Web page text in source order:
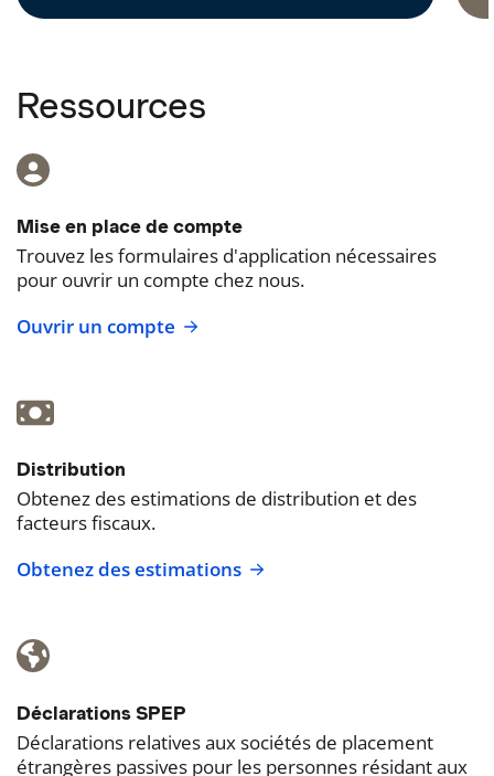
Ressources
Mise en place de compte
Trouvez les formulaires d'application nécessaires
pour ouvrir un compte chez nous.
Ouvrir un compte
Distribution
Obtenez des estimations de distribution et des
facteurs fiscaux.
Obtenez des estimations
Déclarations SPEP
Déclarations relatives aux sociétés de placement
étrangères passives pour les personnes résidant aux